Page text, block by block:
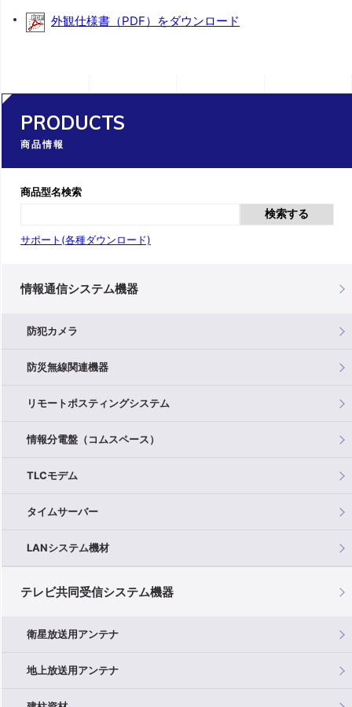
PRODUCTS
商品情報
商品型名検索
検索する
サポート(各種ダウンロード)
情報通信システム機器
防犯カメラ
防災無線関連機器
リモートポスティングシステム
情報分電盤（コムスペース）
TLCモデム
タイムサーバー
LANシステム機材
テレビ共同受信システム機器
衛星放送用アンテナ
地上放送用アンテナ
外観仕様書（PDF）をダウンロード